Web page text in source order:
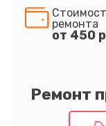
Ремонт
ремонта
от 450